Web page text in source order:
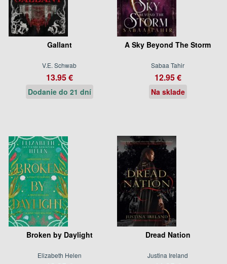
Gallant
V.E. Schwab
13.95 €
Dodanie do 21 dní
A Sky Beyond The Storm
Sabaa Tahir
12.95 €
Na sklade
Broken by Daylight
Elizabeth Helen
Dread Nation
Justina Ireland